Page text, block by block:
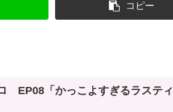
コピー
EP08「かっこよすぎるラスティ